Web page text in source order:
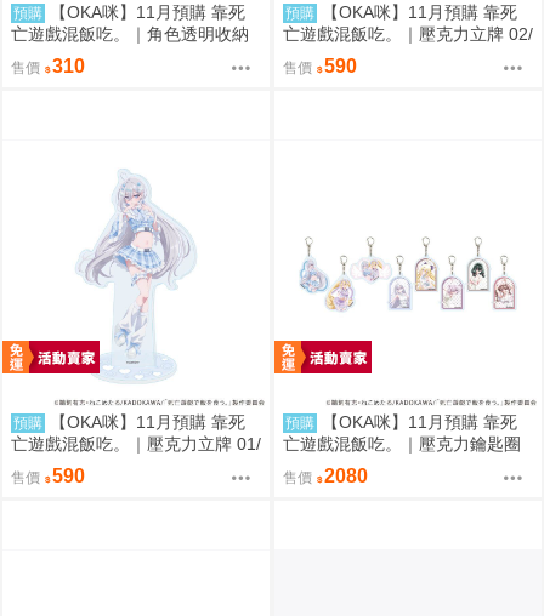
預購
【OKA咪】11月預購 靠死
亡遊戲混飯吃。｜角色透明收納
夾 01/ (新繪插畫) (幽鬼)
售價 310
預購
【OKA咪】11月預購 靠死
亡遊戲混飯吃。｜壓克力立牌 02/
A(新繪插畫) (御城)
售價 590
預購
【OKA咪】11月預購 靠死
亡遊戲混飯吃。｜壓克力立牌 01/
A(新繪插畫) (幽鬼)
售價 590
預購
【OKA咪】11月預購 靠死
亡遊戲混飯吃。｜壓克力鑰匙圈
02/全套組(全8種)(官方&新繪插
畫)
售價 2080